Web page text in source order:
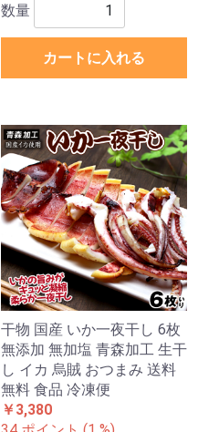
数量
カートに入れる
干物 国産 いか一夜干し 6枚
無添加 無加塩 青森加工 生干
し イカ 烏賊 おつまみ 送料
無料 食品 冷凍便
￥3,380